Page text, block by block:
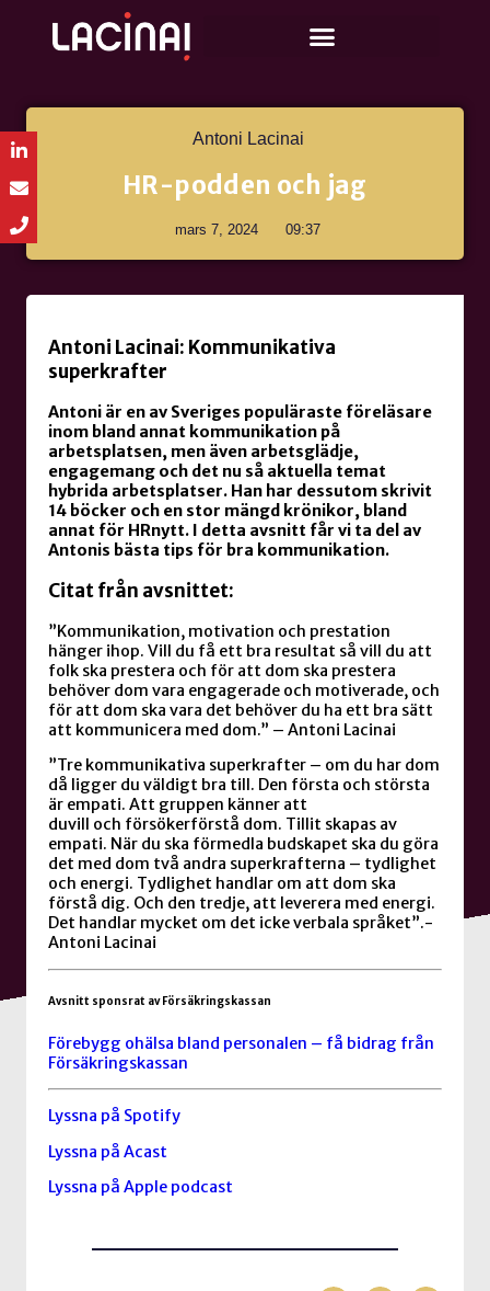
Antoni Lacinai
HR-podden och jag
mars 7, 2024 09:37
Antoni Lacinai: Kommunikativa
superkrafter
Antoni är en av Sveriges populäraste föreläsare
inom bland annat kommunikation på
arbetsplatsen, men även arbetsglädje,
engagemang och det nu så aktuella temat
hybrida arbetsplatser. Han har dessutom skrivit
14 böcker och en stor mängd krönikor, bland
annat för HRnytt. I detta avsnitt får vi ta del av
Antonis bästa tips för bra kommunikation.
Citat från avsnittet:
”Kommunikation, motivation och prestation
hänger ihop. Vill du få ett bra resultat så vill du att
folk ska prestera och för att dom ska prestera
behöver dom vara engagerade och motiverade, och
för att dom ska vara det behöver du ha ett bra sätt
att kommunicera med dom.” – Antoni Lacinai
”Tre kommunikativa superkrafter – om du har dom
då ligger du väldigt bra till. Den första och största
är empati. Att gruppen känner att
duvill och försökerförstå dom. Tillit skapas av
empati. När du ska förmedla budskapet ska du göra
det med dom två andra superkrafterna – tydlighet
och energi. Tydlighet handlar om att dom ska
förstå dig. Och den tredje, att leverera med energi.
Det handlar mycket om det icke verbala språket”.-
Antoni Lacinai
Avsnitt sponsrat av Försäkringskassan
Förebygg ohälsa bland personalen – få bidrag från
Försäkringskassan
Lyssna på Spotify
Lyssna på Acast
Lyssna på Apple podcast